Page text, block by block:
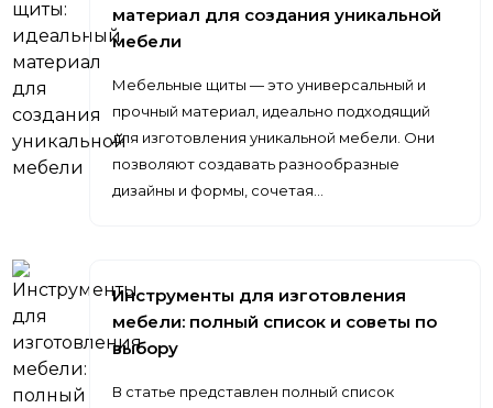
материал для создания уникальной
мебели
Мебельные щиты — это универсальный и
прочный материал, идеально подходящий
для изготовления уникальной мебели. Они
позволяют создавать разнообразные
дизайны и формы, сочетая…
Инструменты для изготовления
мебели: полный список и советы по
выбору
В статье представлен полный список